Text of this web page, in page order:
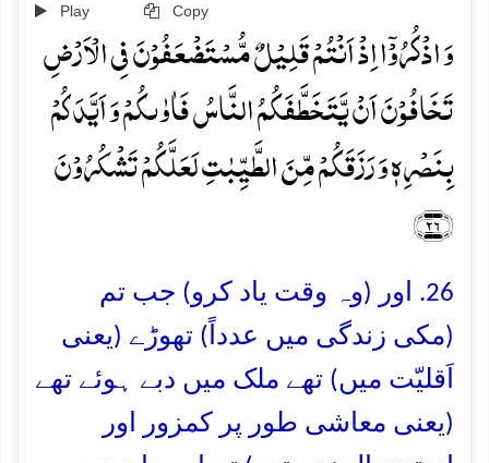
Play Copy
وَ اذۡکُرُوۡۤا اِذۡ اَنۡتُمۡ قَلِیۡلٌ مُّسۡتَضۡعَفُوۡنَ فِی الۡاَرۡضِ
تَخَافُوۡنَ اَنۡ یَّتَخَطَّفَکُمُ النَّاسُ فَاٰوٰىکُمۡ وَ اَیَّدَکُمۡ
بِنَصۡرِہٖ وَ رَزَقَکُمۡ مِّنَ الطَّیِّبٰتِ لَعَلَّکُمۡ تَشۡکُرُوۡنَ
﴿۲۶﴾
26. اور (وہ وقت یاد کرو) جب تم
(مکی زندگی میں عدداً) تھوڑے (یعنی
اَقلیّت میں) تھے ملک میں دبے ہوئے تھے
(یعنی معاشی طور پر کمزور اور